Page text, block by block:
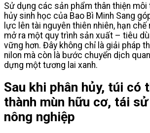
Sử dụng các sản phẩm thân thiện
hủy sinh học của Bao Bì Minh Sang
lực lên tài nguyên thiên nhiên, hạn
mở ra một quy trình sản xuất – tiêu
vững hơn. Đây không chỉ là giải pháp
nilon mà còn là bước chuyển dịch
dựng một tương lai xanh.
Sau khi phân hủy, túi có
thành mùn hữu cơ, tái
nông nghiệp